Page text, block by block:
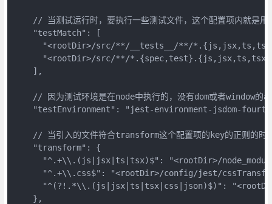
// 当测试运行时，要执行一些测试文件，这个配置项内就是用
    "testMatch": [
"<rootDir>/src/**/__tests__/**/
"<rootDir>/src/**/
    ],
// 因为测试环境是在node中执行的，没有dom或者window的
"testEnvironment": "jest-environment-jsdom-
// 当引入的文件符合transform这个配置项的key的正则的时
    "transform": {
"^.+\\.(js|jsx|ts|tsx)$": "<rootDir>/
"^.+\\.css$": "<rootDir>/config/jest/
"^(?!.*\\.(js|jsx|ts|tsx|css|json)$)":
    },